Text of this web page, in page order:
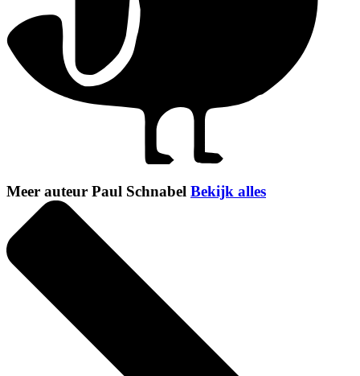
Meer auteur Paul Schnabel Bekijk alles